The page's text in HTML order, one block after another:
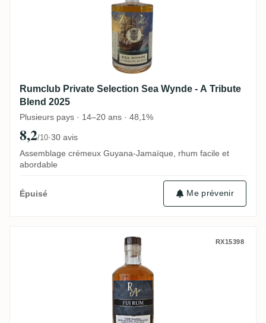
Rumclub Private Selection Sea Wynde - A Tribute
Blend 2025
Plusieurs pays · 14–20 ans · 48,1%
8,2/10·30 avis
Assemblage crémeux Guyana-Jamaïque, rhum facile et
abordable
Épuisé Me prévenir
South Pacific Rum Artesanal Fiji Rum
RX15398